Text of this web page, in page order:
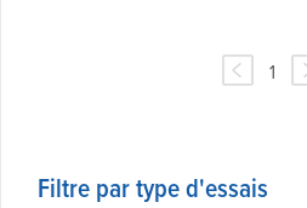
1
Filtre par type d'essais